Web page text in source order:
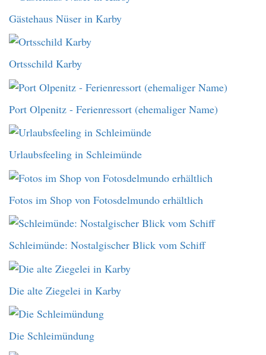
Gästehaus Nüser in Karby
Ortsschild Karby
Port Olpenitz - Ferienressort (ehemaliger Name)
Urlaubsfeeling in Schleimünde
Fotos im Shop von Fotosdelmundo erhältlich
Schleimünde: Nostalgischer Blick vom Schiff
Die alte Ziegelei in Karby
Die Schleimündung